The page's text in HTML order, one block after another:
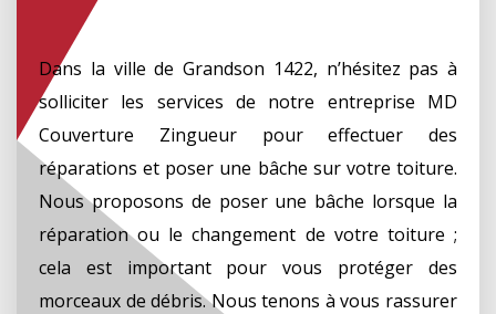
Dans la ville de Grandson 1422, n’hésitez pas à
solliciter les services de notre entreprise MD
Couverture Zingueur pour effectuer des
réparations et poser une bâche sur votre toiture.
Nous proposons de poser une bâche lorsque la
réparation ou le changement de votre toiture ;
cela est important pour vous protéger des
morceaux de débris. Nous tenons à vous rassurer